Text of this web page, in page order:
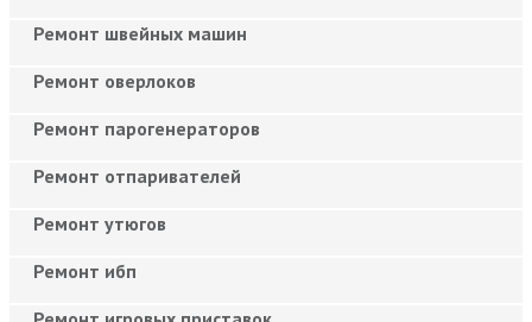
Ремонт швейных машин
Ремонт оверлоков
Ремонт парогенераторов
Ремонт отпаривателей
Ремонт утюгов
Ремонт ибп